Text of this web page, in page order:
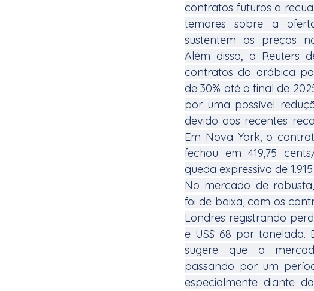
contratos futuros a
temores sobre a
sustentem os preços
Além disso, a Reuters
contratos do arábica
de 30% até o final de
por uma possível
devido aos recentes
Em Nova York, o
fechou em 419,75
queda expressiva de
No mercado de
foi de baixa, com os
Londres registrando
e US$ 68 por tonelada.
sugere que o
passando por um
especialmente diante